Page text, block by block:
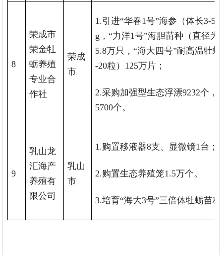
8
荣成市
荣金牡
蛎养殖
专业合
作社
荣成
市
1.引进“华春1号”海参（体长3-
g，“力洋1号”海胆苗种（直径为
5.8万只，“海大四号”耐高温牡
-20粒）125万片；
2.采购加强型生态浮漂9232个，
5700个。
9
乳山龙
汇海产
养殖有
限公司
乳山
市
1.购置移液器8支、显微镜1台；
2.购置生态养殖笼1.5万个。
3.培育“海大3号”三倍体牡蛎苗